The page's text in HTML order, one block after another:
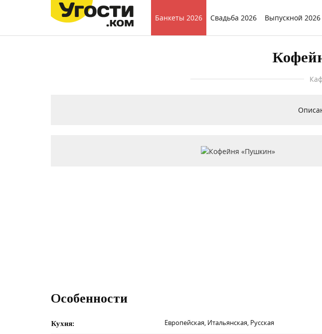
Банкеты 2026 Свадьба 2026 Выпускной 2026
Особенности
Кухня: Европейская, Итальянская, Русская